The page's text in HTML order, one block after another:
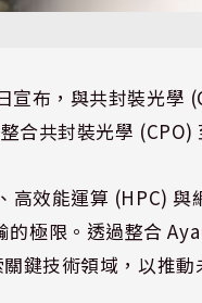
宣布，與共封裝光
合共封裝光學 (CPO)
高效能運算 (HPC)
的極限。透過整合
鍵技術領域，以推動